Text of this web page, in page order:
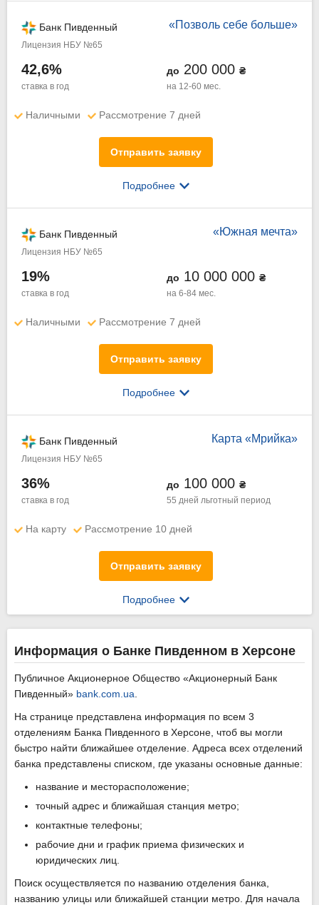
«Позволь себе больше»
Банк Пивденный
Лицензия НБУ №65
42,6%
ставка в год
до 200 000 ₴
на 12-60 мес.
Наличными Рассмотрение 7 дней
Отправить заявку
Подробнее
«Южная мечта»
Банк Пивденный
Лицензия НБУ №65
19%
ставка в год
до 10 000 000 ₴
на 6-84 мес.
Наличными Рассмотрение 7 дней
Отправить заявку
Подробнее
Карта «Мрийка»
Банк Пивденный
Лицензия НБУ №65
36%
ставка в год
до 100 000 ₴
55 дней льготный период
На карту Рассмотрение 10 дней
Отправить заявку
Подробнее
Информация о Банке Пивденном в Херсоне
Публичное Акционерное Общество «Акционерный Банк
Пивденный» bank.com.ua
На странице представлена информация по всем 3
отделениям Банка Пивденного в Херсоне, чтоб вы могли
быстро найти ближайшее отделение. Адреса всех отделений
банка представлены списком, где указаны основные данные:
название и месторасположение;
точный адрес и ближайшая станция метро;
контактные телефоны;
рабочие дни и график приема физических и
юридических лиц.
Поиск осуществляется по названию отделения банка,
названию улицы или ближайшей станции метро. Для начала